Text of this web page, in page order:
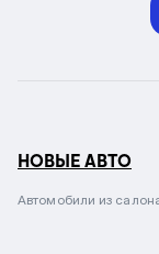
НОВЫЕ АВТО
Автомобили из